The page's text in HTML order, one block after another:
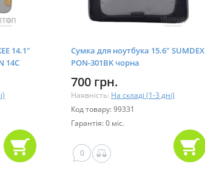
14.1"
14C
Сумка для ноутбука 15.6" SUMDEX
PON-301BK чорна
700 грн.
Наявність: На складі (1-3 дні)
Код товару: 99331
Гарантія: 0 міс.
0